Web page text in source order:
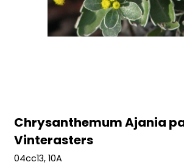
Chrysanthemum Ajania
Vinterasters
04cc13, 10A